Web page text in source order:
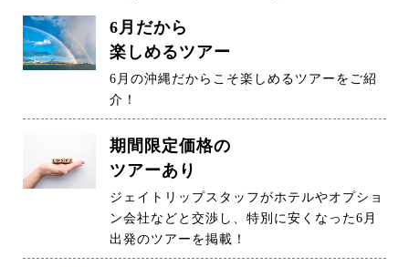
6月だから
楽しめるツアー
6月の沖縄だからこそ楽しめるツアーをご紹
介！
期間限定価格の
ツアーあり
ジェイトリップスタッフがホテルやオプショ
ン会社などと交渉し、特別に安くなった6月
出発のツアーを掲載！